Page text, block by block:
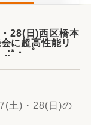
28(日)西区橋本
に超高性能リ
.:*・゜
土)・28(日)の